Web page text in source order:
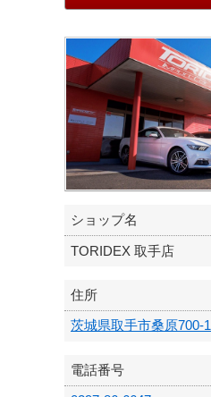
ショップ名
TORIDEX 取手店
住所
茨城県取手市桑原700-1
電話番号